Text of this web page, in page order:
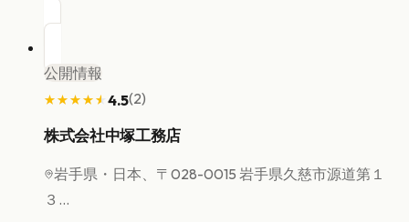
公開情報
★★★★★
★★★★★ 4.5(2)
株式会社中塚工務店
岩手県 ・日本、〒028-0015 岩手県久慈市源道第１
３...